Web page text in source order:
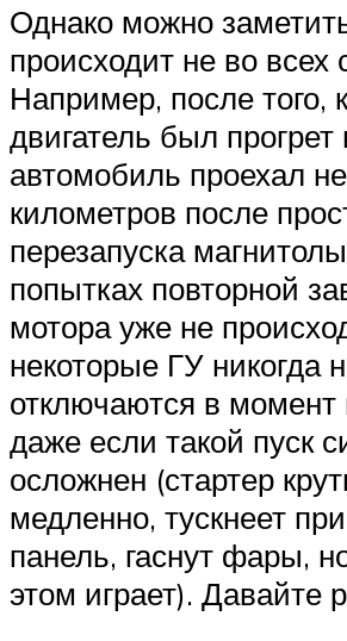
Однако можно
происходит не во всех
Например, после того,
двигатель был прогрет
автомобиль проехал
километров после
перезапуска
попытках повторной
мотора уже не
некоторые ГУ никогда
отключаются в
даже если такой пуск
осложнен (стартер
медленно, тускнеет
панель, гаснут фары,
этом играет). Давайте